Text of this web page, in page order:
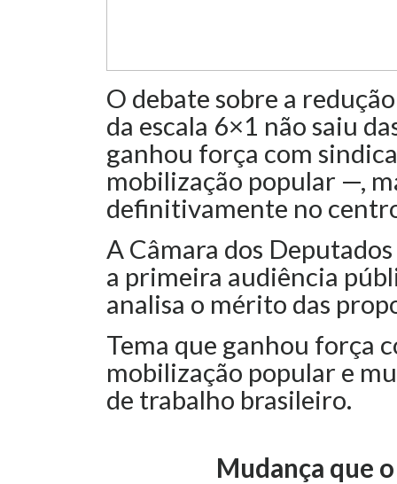
O debate sobre a
da escala 6×1 não saiu
ganhou força com
mobilização popular —,
definitivamente no
A Câmara dos
a primeira audiência
analisa o mérito das
Tema que ganhou força
mobilização popular e
de trabalho brasileiro.
Mudança que